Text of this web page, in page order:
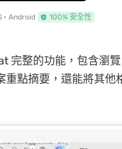
• Android 100% 安全性
完整的功能，包含瀏
重點摘要，還能將其他